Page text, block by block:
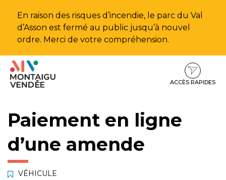
En raison des risques d’incendie, le parc du Val
d’Asson est fermé au public jusqu’à nouvel
ordre. Merci de votre compréhension.
Aller
Aller
contenu
Aller
pied
ACCÈS RAPIDES
Paiement en ligne
d’une amende
VÉHICULE